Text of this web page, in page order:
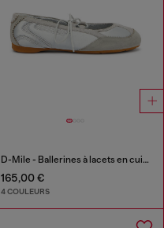
D-Mile - Ballerines à lacets en cuir et mesh
165,00 €
4 COULEURS